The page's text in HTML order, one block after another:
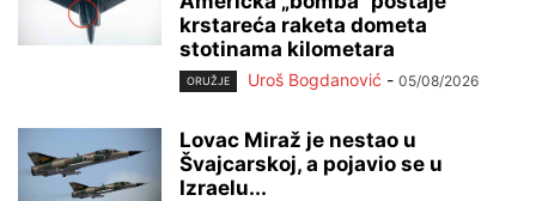
krstareća raketa dometa
stotinama kilometara
ORUŽJE Uroš Bogdanović - 05/08/2026
Lovac Miraž je nestao u
Švajcarskoj, a pojavio se u
Izraelu...